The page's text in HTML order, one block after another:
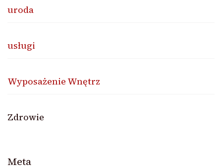
uroda
usługi
Wyposażenie Wnętrz
Zdrowie
Meta